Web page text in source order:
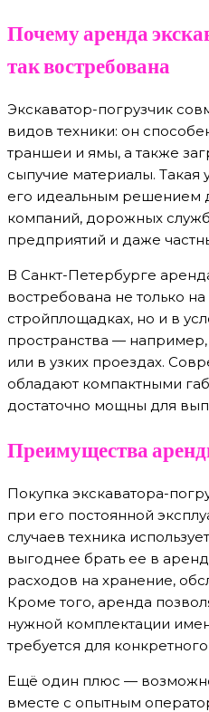
Почему аренда
так востребована
Экскаватор-погрузчик
видов техники: он
траншеи и ямы, а также
сыпучие материалы. Такая
его идеальным решением
компаний, дорожных
предприятий и даже
В Санкт-Петербурге
востребована не только
стройплощадках, но и в
пространства —
или в узких проездах.
обладают компактными
достаточно мощны для
Преимущества
Покупка экскаватора-
при его постоянной
случаев техника
выгоднее брать ее в
расходов на хранение,
Кроме того, аренда
нужной комплектации
требуется для
Ещё один плюс —
вместе с опытным